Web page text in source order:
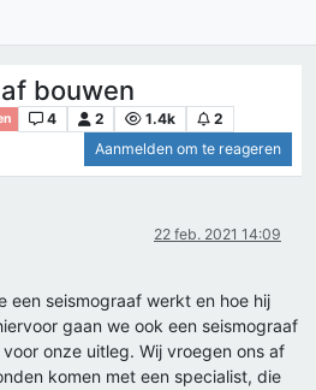
bouwen
4 2 1.4k
2
Aanmelden om te reageren
22 feb. 2021 14:09
een seismograaf werkt en hoe hij
gaan we ook een seismograaf
onze uitleg. Wij vroegen ons af
komen met een specialist, die